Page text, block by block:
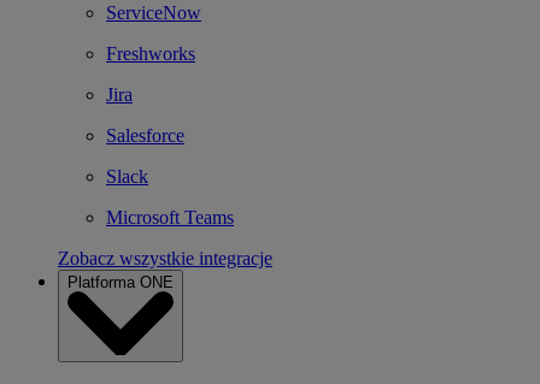
ServiceNow
Freshworks
Jira
Salesforce
Slack
Microsoft Teams
Zobacz wszystkie integracje
Platforma ONE